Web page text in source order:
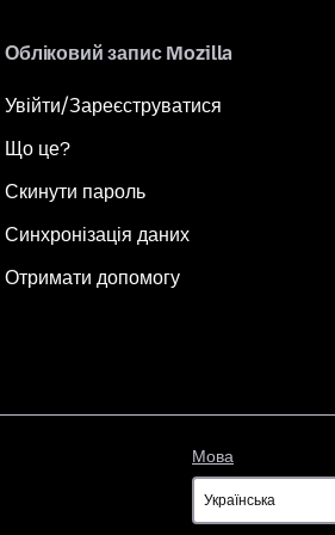
Обліковий запис Mozilla
Увійти/Зареєструватися
Що це?
Скинути пароль
Синхронізація даних
Отримати допомогу
Мова